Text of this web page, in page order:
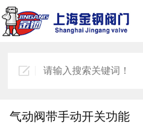
气动阀带手动开关功能